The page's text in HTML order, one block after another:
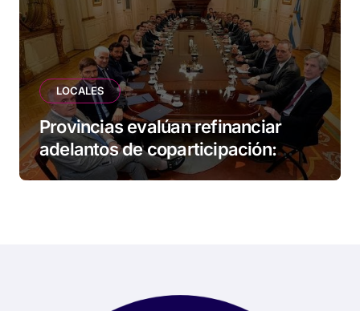
LOCALES
Provincias evalúan refinanciar
adelantos de coparticipación:
Tierra del Fuego, entre las